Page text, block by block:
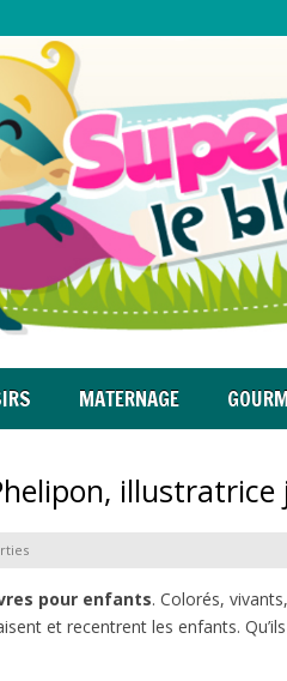
MATERNAGE
illustratrice
pour enfants. Colorés,
et recentrent les enfants.